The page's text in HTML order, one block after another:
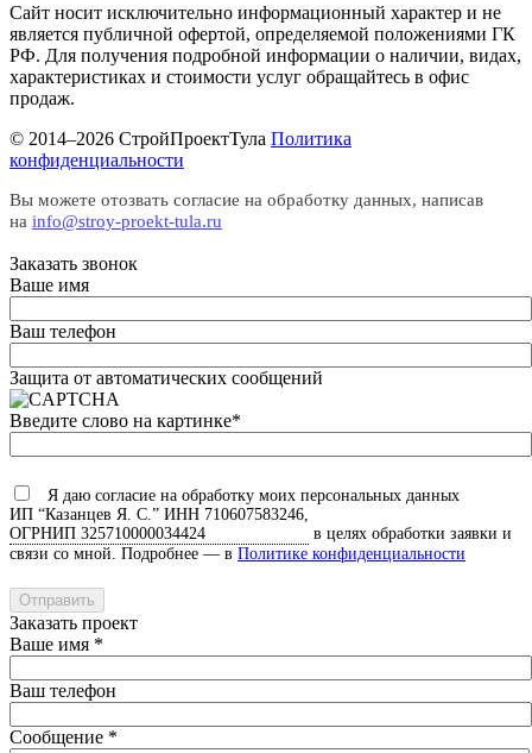
Сайт носит исключительно информационный характер и не
является публичной офертой, определяемой положениями ГК
РФ. Для получения подробной информации о наличии, видах,
характеристиках и стоимости услуг обращайтесь в офис
продаж.
© 2014–2026 СтройПроектТула Политика
конфиденциальности
Вы можете отозвать согласие на обработку данных, написав
на info@stroy-proekt-tula.ru
Заказать звонок
Ваше имя
Ваш телефон
Защита от автоматических сообщений
Введите слово на картинке*
Я даю согласие на обработку моих персональных данных
ИП “Казанцев Я. С.” ИНН 710607583246,
ОГРНИП 325710000034424
в целях обработки заявки и
связи со мной. Подробнее — в Политике конфиденциальности
Заказать проект
Ваше имя *
Ваш телефон
Сообщение *